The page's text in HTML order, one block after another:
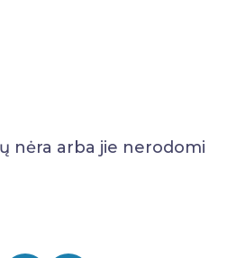
nėra arba jie nerodomi